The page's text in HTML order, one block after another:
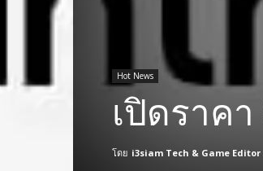
Hot News
เปิดราคา
โดย i3siam Tech & Game Editor